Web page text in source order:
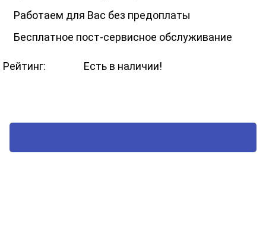
Работаем для Вас без предоплаты
Бесплатное пост-сервисное обслуживание
Рейтинг: Есть в наличии!